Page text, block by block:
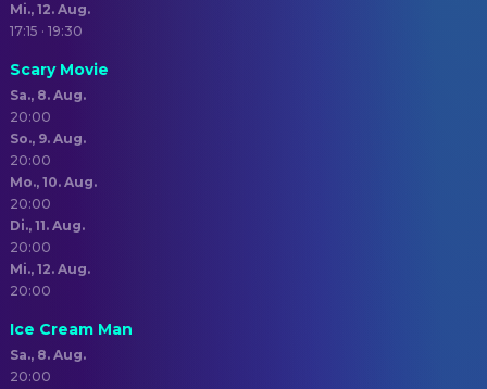
Mi., 12. Aug.
17:15 · 19:30
Scary Movie
Sa., 8. Aug.
20:00
So., 9. Aug.
20:00
Mo., 10. Aug.
20:00
Di., 11. Aug.
20:00
Mi., 12. Aug.
20:00
Ice Cream Man
Sa., 8. Aug.
20:00